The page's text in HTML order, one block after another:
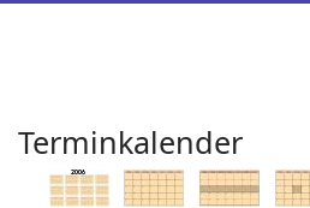
Terminkalender